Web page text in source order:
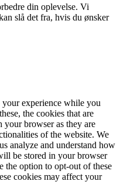
din oplevelse. Vi
slå det fra, hvis du ønsker
experience while you
the cookies that are
your browser as they are
of the website. We
analyze and understand how
be stored in your browser
the option to opt-out of these
cookies may affect your